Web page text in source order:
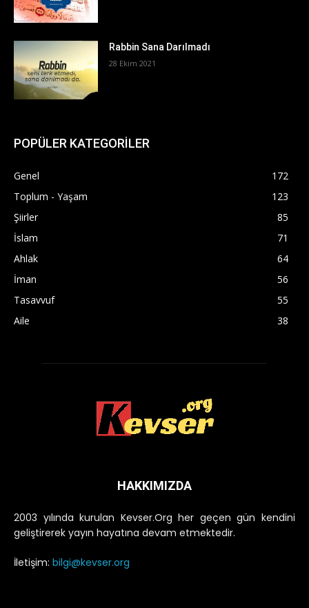
Rabbin Sana Darılmadı
28 Ekim 2021
POPÜLER KATEGORİLER
Genel
172
Toplum - Yaşam
123
Şiirler
85
İslam
71
Ahlak
64
İman
56
Tasavvuf
55
Aile
38
HAKKIMIZDA
2003 yılında kurulan Kevser.Org her geçen gün kendini
geliştirerek yayın hayatına devam etmektedir.
İletişim: bilgi@kevser.org